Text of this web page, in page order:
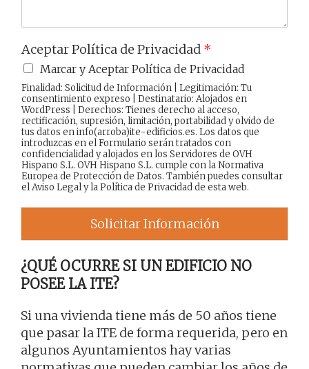
Aceptar Política de Privacidad *
Marcar y Aceptar Política de Privacidad
Finalidad: Solicitud de Información | Legitimación: Tu
consentimiento expreso | Destinatario: Alojados en
WordPress | Derechos: Tienes derecho al acceso,
rectificación, supresión, limitación, portabilidad y olvido de
tus datos en info(arroba)ite-edificios.es. Los datos que
introduzcas en el Formulario serán tratados con
confidencialidad y alojados en los Servidores de OVH
Hispano S.L. OVH Hispano S.L. cumple con la Normativa
Europea de Protección de Datos. También puedes consultar
elAviso Legaly laPolítica de Privacidadde esta web.
Solicitar Información
¿QUÉ OCURRE SI UN EDIFICIO NO
POSEE LA ITE?
Si una vivienda tiene más de 50 años tiene
que pasar la ITE de forma requerida, pero en
algunos Ayuntamientos hay varias